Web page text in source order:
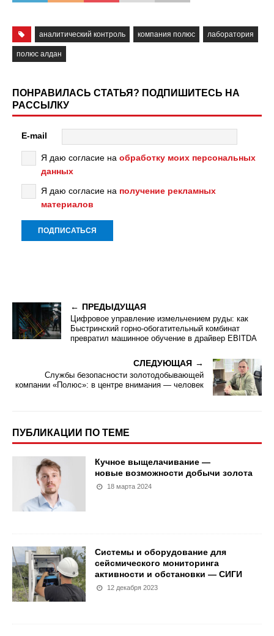
аналитический контроль компания полюс лаборатория
полюс алдан
ПОНРАВИЛАСЬ СТАТЬЯ? ПОДПИШИТЕСЬ НА
РАССЫЛКУ
E-mail
Я даю согласие на обработку моих персональных
данных
Я даю согласие на получение рекламных
материалов
ПРЕДЫДУЩАЯ
Цифровое управление измельчением руды: как
Быстринский горно-обогатительный комбинат
превратил машинное обучение в драйвер EBITDA
СЛЕДУЮЩАЯ
Службы безопасности золотодобывающей
компании «Полюс»: в центре внимания — человек
ПУБЛИКАЦИИ ПО ТЕМЕ
Кучное выщелачивание —
новые возможности добычи золота
18 марта 2024
Системы и оборудование для
сейсмического мониторинга
активности и обстановки — СИГИ
12 декабря 2023